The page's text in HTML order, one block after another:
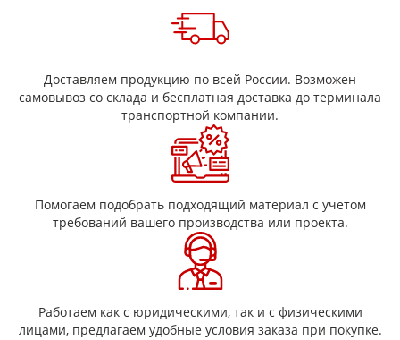
Доставляем продукцию по всей России. Возможен
самовывоз со склада и бесплатная доставка до терминала
транспортной компании.
Помогаем подобрать подходящий материал с учетом
требований вашего производства или проекта.
Работаем как с юридическими, так и с физическими
лицами, предлагаем удобные условия заказа при покупке.